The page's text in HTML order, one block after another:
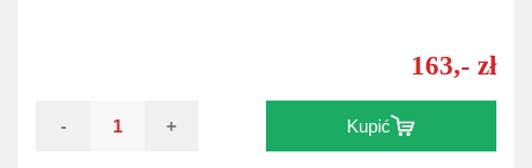
163,- zł
- + Kupić